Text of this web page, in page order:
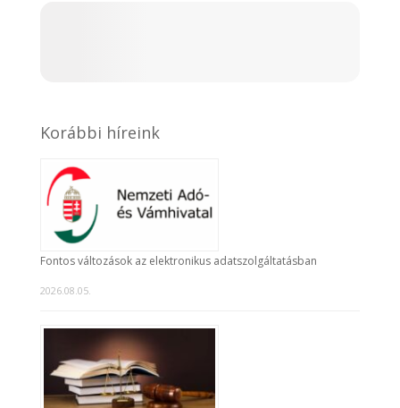
Korábbi híreink
Fontos változások az elektronikus adatszolgáltatásban
2026.08.05.